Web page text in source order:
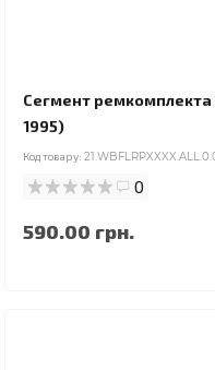
Сегмент ремкомплекта
1995)
Код товару:
0
590.00 грн.